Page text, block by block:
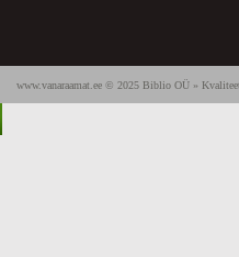
www.vanaraamat.ee © 2025 Biblio OÜ »